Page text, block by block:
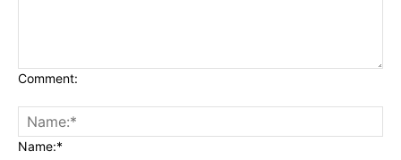
Comment:
Name:*